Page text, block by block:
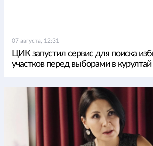
07 августа, 12:31
ЦИК запустил сервис для поиска
участков перед выборами в курултай